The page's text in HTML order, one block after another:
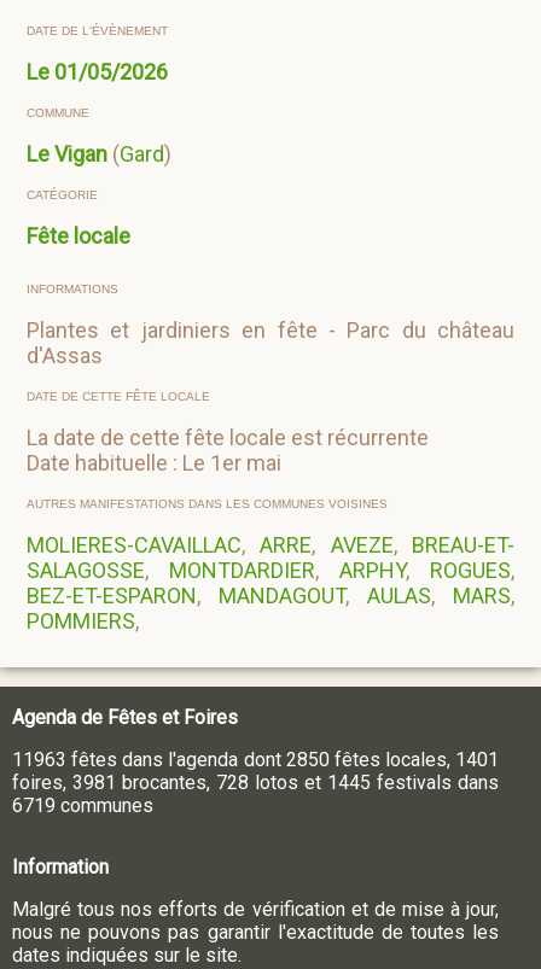
DATE DE L'ÉVÈNEMENT
Le 01/05/2026
COMMUNE
Le Vigan (Gard)
CATÉGORIE
Fête locale
INFORMATIONS
Plantes et jardiniers en fête - Parc du château
d'Assas
DATE DE CETTE FÊTE LOCALE
La date de cette fête locale est récurrente
Date habituelle : Le 1er mai
AUTRES MANIFESTATIONS DANS LES COMMUNES VOISINES
MOLIERES-CAVAILLAC,ARRE, AVEZE, BREAU-ET-
SALAGOSSE, MONTDARDIER, ARPHY, ROGUES,
BEZ-ET-ESPARON, MANDAGOUT, AULAS, MARS,
POMMIERS,
Agenda de Fêtes et Foires
11963 fêtes dans l'agenda dont 2850 fêtes locales, 1401
foires, 3981 brocantes, 728 lotos et 1445 festivals dans
6719 communes
Information
Malgré tous nos efforts de vérification et de mise à jour,
nous ne pouvons pas garantir l'exactitude de toutes les
dates indiquées sur le site.